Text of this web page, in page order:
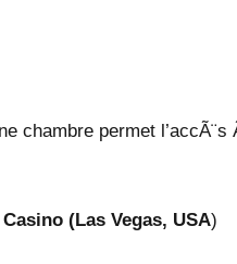
chambre permet l’accÃ¨s
(Las Vegas, USA)